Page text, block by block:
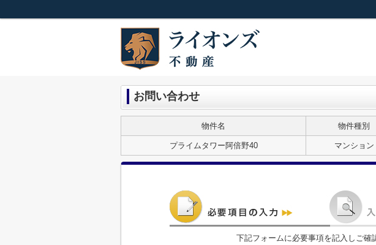
お問い合わせ
物件名 物件種別
プライムタワー阿倍野40 マンション
下記フォームに必要事項を記入しご